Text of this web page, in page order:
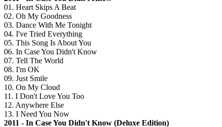
01. Heart Skips A Beat
02. Oh My Goodness
03. Dance With Me Tonight
04. I've Tried Everything
05. This Song Is About You
06. In Case You Didn't Know
07. Tell The World
08. I'm OK
09. Just Smile
10. On My Cloud
11. I Don't Love You Too
12. Anywhere Else
13. I Need You Now
2011 - In Case You Didn't Know (Deluxe Edition)